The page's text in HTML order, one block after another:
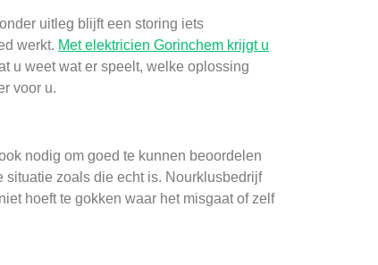
uitleg blijft een storing iets
werkt. Met elektricien Gorinchem krijgt u
u weet wat er speelt, welke oplossing
voor u.
nodig om goed te kunnen beoordelen
zoals die echt is. Nourklusbedrijf
hoeft te gokken waar het misgaat of zelf